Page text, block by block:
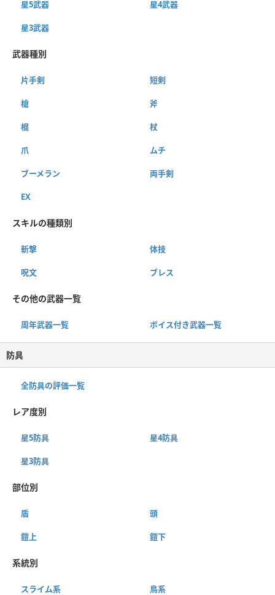
星5武器 星4武器
星3武器
武器種別
片手剣 短剣
槍 斧
棍 杖
爪 ムチ
ブーメラン 両手剣
EX
スキルの種類別
斬撃 体技
呪文 ブレス
その他の武器一覧
周年武器一覧 ボイス付き武器一覧
防具
全防具の評価一覧
レア度別
星5防具 星4防具
星3防具
部位別
盾 頭
鎧上 鎧下
系統別
スライム系 鳥系